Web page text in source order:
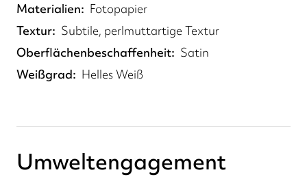
Materialien
Fotopapier
Textur
Subtile, perlmuttartige Textur
Oberflächenbeschaffenheit
Satin
Weißgrad
Helles Weiß
Umweltengagement